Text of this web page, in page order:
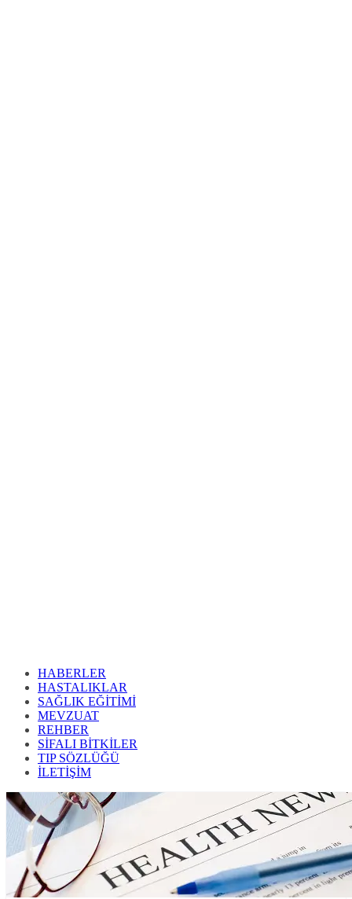
HABERLER
HASTALIKLAR
SAĞLIK EĞİTİMİ
MEVZUAT
REHBER
SİFALI BİTKİLER
TIP SÖZLÜĞÜ
İLETİŞİM